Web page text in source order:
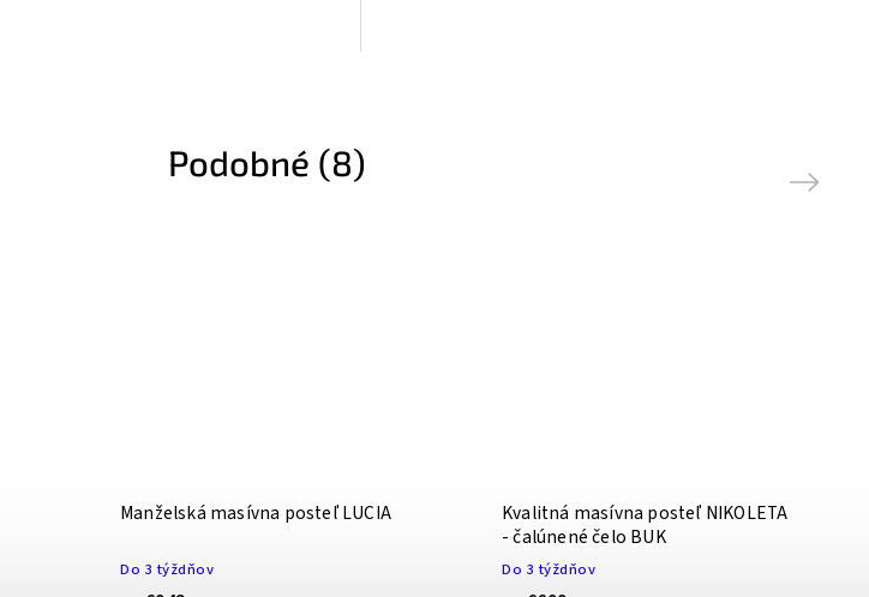
Podobné (8)
Manželská masívna posteľ LUCIA
Do 3 týždňov
Kvalitná masívna posteľ NIKOLETA
- čalúnené čelo BUK
Do 3 týždňov
Next